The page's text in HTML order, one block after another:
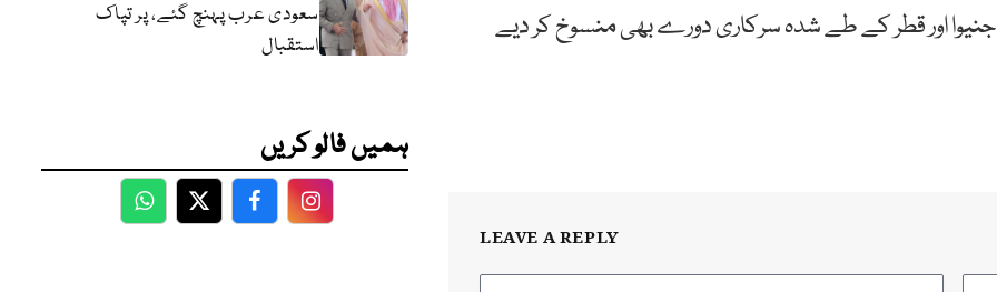
اور قطر کے طے شدہ سرکاری دورے بھی منسوخ کر دیے
LEAVE A REPLY
سعودی عرب پہنچ گئے، پر تپاک
استقبال
ہمیں فالو کریں
WhatsApp
TwitterFacebookFacebook